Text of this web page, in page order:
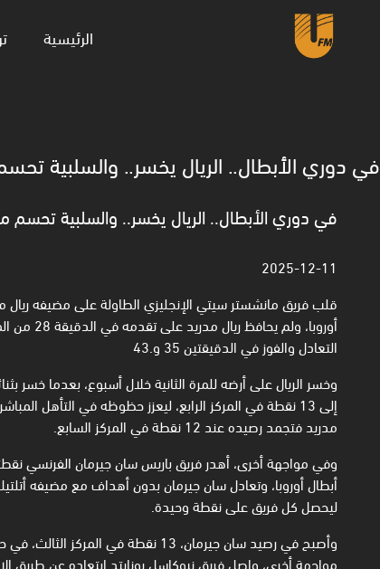
الرئيسية
(current)
في دوري الأبطال.. الريال يخسر.. والسلبية
في دوري الأبطال.. الريال يخسر.. والسلبية تحسم
2025-12-11
التعادل والفوز في الدقيقتين 35 و.43
وخسر الريال على أرضه للمرة الثانية خلال أسبوع، بعدما خسر
مدريد فتجمد رصيده عند 12 نقطة في المركز السابع.
أبطال أوروبا، وتعادل سان جيرمان بدون أهداف مع مضيفه
ليحصل كل فريق على نقطة وحيدة.